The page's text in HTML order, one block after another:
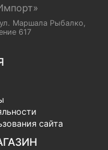
ул. Маршала Рыбалко,
617
сайта